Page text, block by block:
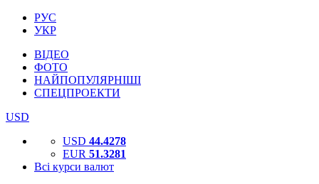
РУС
УКР
ВІДЕО
ФОТО
НАЙПОПУЛЯРНІШІ
СПЕЦПРОЕКТИ
USD
USD 44.4278
EUR 51.3281
Всі курси валют